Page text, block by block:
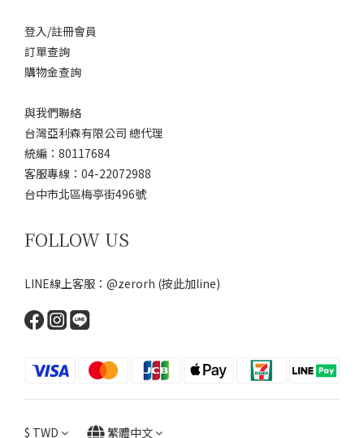
登入/註冊會員
訂單查詢
購物金查詢
與我們聯絡
台灣亞利森有限公司 總代理
統編：80117684
客服專線：04-22072988
台中市北區梅亭街496號
FOLLOW US
LINE線上客服：@zerorh (按此加line)
$ TWD 繁體中文